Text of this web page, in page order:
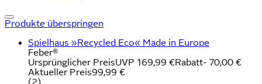
Produkte überspringen
Spielhaus »Recycled Eco« Made in Europe
Feber®
Ursprünglicher PreisUVP 169,99 €Rabatt- 70,00 €
Aktueller Preis99,99 €
(2)